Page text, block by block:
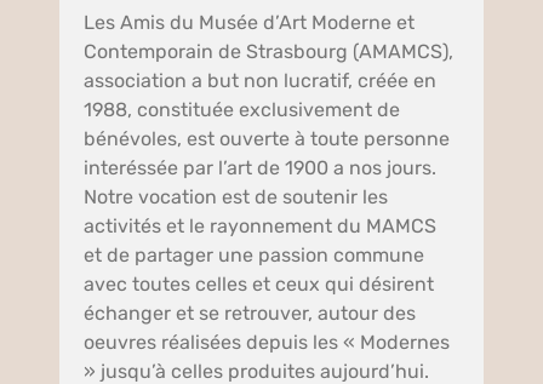
Les Amis du Musée d’Art Moderne et
Contemporain de Strasbourg (AMAMCS),
association a but non lucratif, créée en
1988, constituée exclusivement de
bénévoles, est ouverte à toute personne
interéssée par l’art de 1900 a nos jours.
Notre vocation est de soutenir les
activités et le rayonnement du MAMCS
et de partager une passion commune
avec toutes celles et ceux qui désirent
échanger et se retrouver, autour des
oeuvres réalisées depuis les « Modernes
» jusqu’à celles produites aujourd’hui.